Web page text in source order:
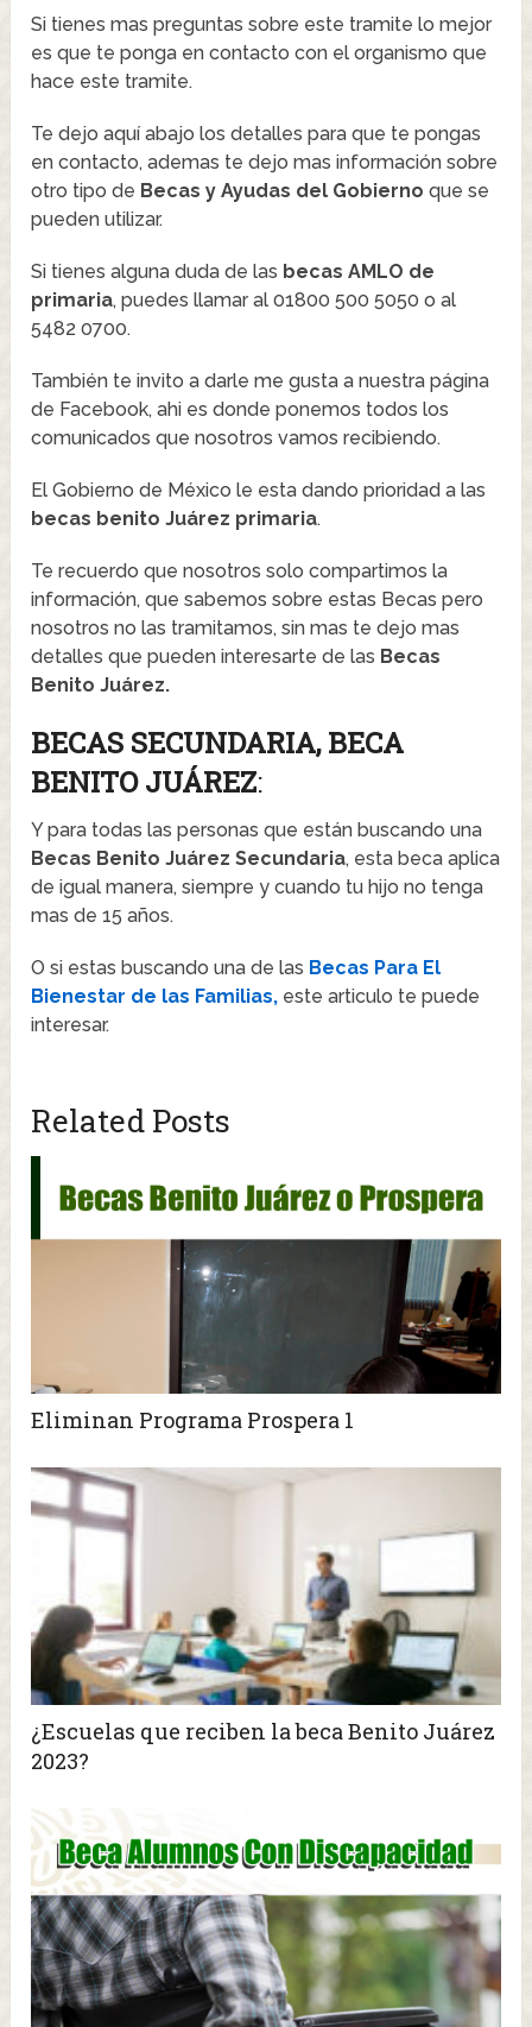
Si tienes mas preguntas sobre este tramite lo mejor
es que te ponga en contacto con el organismo que
hace este tramite.
Te dejo aquí abajo los detalles para que te pongas
en contacto, ademas te dejo mas información sobre
otro tipo de Becas y Ayudas del Gobierno que se
pueden utilizar.
Si tienes alguna duda de las becas AMLO de
primaria, puedes llamar al 01800 500 5050 o al
5482 0700.
También te invito a darle me gusta a nuestra página
de Facebook, ahi es donde ponemos todos los
comunicados que nosotros vamos recibiendo.
El Gobierno de México le esta dando prioridad a las
becas benito Juárez primaria.
Te recuerdo que nosotros solo compartimos la
información, que sabemos sobre estas Becas pero
nosotros no las tramitamos, sin mas te dejo mas
detalles que pueden interesarte de las Becas
Benito Juárez.
BECAS SECUNDARIA, BECA
BENITO JUÁREZ:
Y para todas las personas que están buscando una
Becas Benito Juárez Secundaria, esta beca aplica
de igual manera, siempre y cuando tu hijo no tenga
mas de 15 años.
O si estas buscando una de las Becas Para El
Bienestar de las Familias, este articulo te puede
interesar.
Related Posts
Eliminan Programa Prospera 1
¿Escuelas que reciben la beca Benito Juárez
2023?